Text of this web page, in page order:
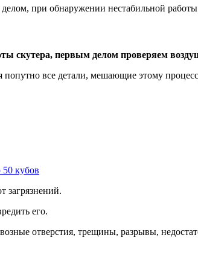
при обнаружении нестабильной работы
скутера, первым делом проверяем
попутно все детали, мешающие этому
50 кубов
загрязнений.
его.
отверстия, трещины, разрывы,